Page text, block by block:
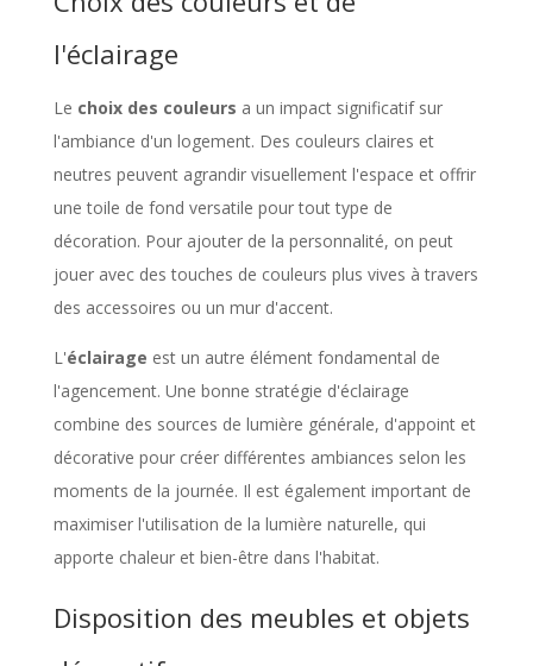
l'éclairage
Le choix des couleurs a un impact significatif sur
l'ambiance d'un logement. Des couleurs claires et
neutres peuvent agrandir visuellement l'espace et offrir
une toile de fond versatile pour tout type de
décoration. Pour ajouter de la personnalité, on peut
jouer avec des touches de couleurs plus vives à travers
des accessoires ou un mur d'accent.
L'éclairage est un autre élément fondamental de
l'agencement. Une bonne stratégie d'éclairage
combine des sources de lumière générale, d'appoint et
décorative pour créer différentes ambiances selon les
moments de la journée. Il est également important de
maximiser l'utilisation de la lumière naturelle, qui
apporte chaleur et bien-être dans l'habitat.
Disposition des meubles et objets